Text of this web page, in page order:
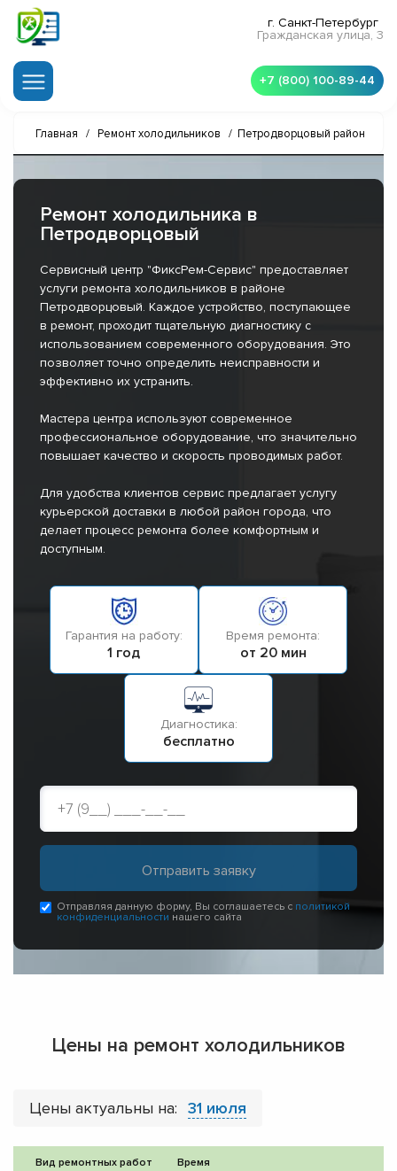
г. Санкт-Петербург
Гражданская улица, 3
+7 (800) 100-89-44
Главная / Ремонт холодильников / Петродворцовый район
Ремонт холодильника в
Петродворцовый
Сервисный центр "ФиксРем-Сервис" предоставляет
услуги ремонта холодильников в районе
Петродворцовый. Каждое устройство, поступающее
в ремонт, проходит тщательную диагностику с
использованием современного оборудования. Это
позволяет точно определить неисправности и
эффективно их устранить.
Мастера центра используют современное
профессиональное оборудование, что значительно
повышает качество и скорость проводимых работ.
Для удобства клиентов сервис предлагает услугу
курьерской доставки в любой район города, что
делает процесс ремонта более комфортным и
доступным.
Гарантия на работу:
1 год
Время ремонта:
от 20 мин
Диагностика:
бесплатно
Отправляя данную форму, Вы соглашаетесь с политикой
конфиденциальности нашего сайта
Цены на ремонт холодильников
Цены актуальны на: 31 июля
Вид ремонтных работ Время